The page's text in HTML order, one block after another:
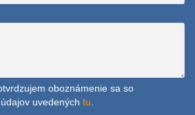
oboznámenie sa so
uvedených tu